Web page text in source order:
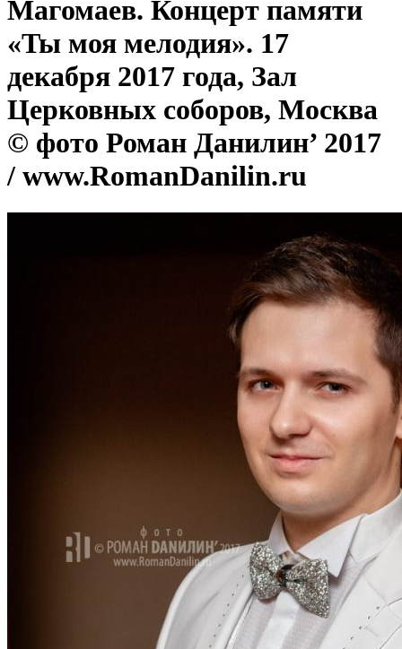
Магомаев. Концерт памяти
«Ты моя мелодия». 17
декабря 2017 года, Зал
Церковных соборов, Москва
© фото Роман Данилин’ 2017
/ www.RomanDanilin.ru